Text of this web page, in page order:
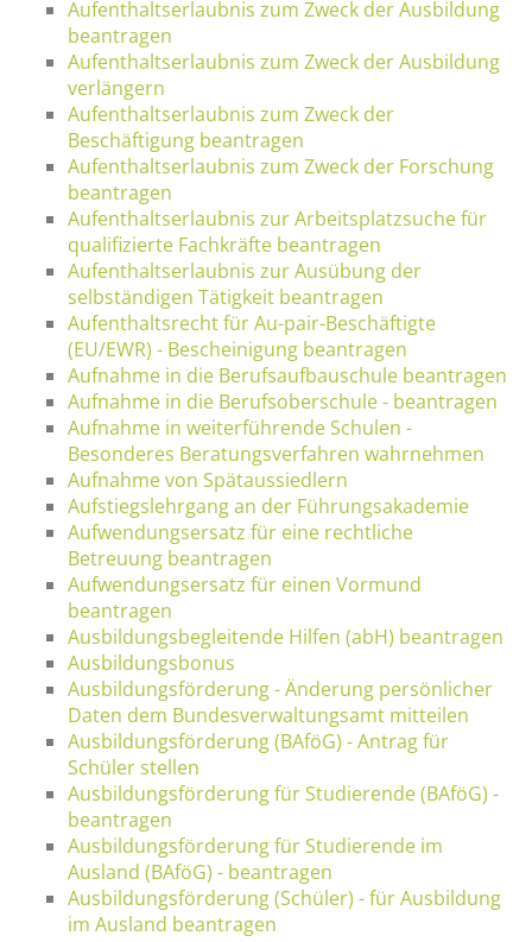
Aufenthaltserlaubnis zum Zweck der Ausbildung
beantragen
Aufenthaltserlaubnis zum Zweck der Ausbildung
verlängern
Aufenthaltserlaubnis zum Zweck der
Beschäftigung beantragen
Aufenthaltserlaubnis zum Zweck der Forschung
beantragen
Aufenthaltserlaubnis zur Arbeitsplatzsuche für
qualifizierte Fachkräfte beantragen
Aufenthaltserlaubnis zur Ausübung der
selbständigen Tätigkeit beantragen
Aufenthaltsrecht für Au-pair-Beschäftigte
(EU/EWR) - Bescheinigung beantragen
Aufnahme in die Berufsaufbauschule beantragen
Aufnahme in die Berufsoberschule - beantragen
Aufnahme in weiterführende Schulen -
Besonderes Beratungsverfahren wahrnehmen
Aufnahme von Spätaussiedlern
Aufstiegslehrgang an der Führungsakademie
Aufwendungsersatz für eine rechtliche
Betreuung beantragen
Aufwendungsersatz für einen Vormund
beantragen
Ausbildungsbegleitende Hilfen (abH) beantragen
Ausbildungsbonus
Ausbildungsförderung - Änderung persönlicher
Daten dem Bundesverwaltungsamt mitteilen
Ausbildungsförderung (BAföG) - Antrag für
Schüler stellen
Ausbildungsförderung für Studierende (BAföG) -
beantragen
Ausbildungsförderung für Studierende im
Ausland (BAföG) - beantragen
Ausbildungsförderung (Schüler) - für Ausbildung
im Ausland beantragen